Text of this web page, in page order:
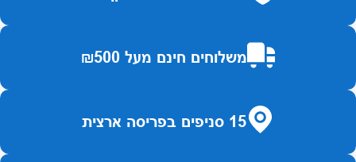
משלוחים חינם מעל ₪500
15 סניפים בפריסה ארצית